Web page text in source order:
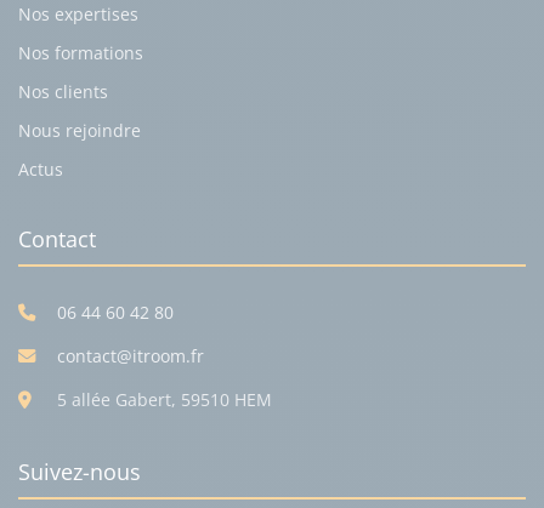
Nos expertises
Nos formations
Nos clients
Nous rejoindre
Actus
Contact
06 44 60 42 80
contact@itroom.fr
5 allée Gabert, 59510 HEM
Suivez-nous